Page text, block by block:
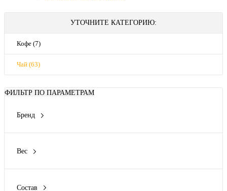
УТОЧНИТЕ КАТЕГОРИЮ:
Кофе (7)
Чай (63)
ФИЛЬТР ПО ПАРАМЕТРАМ
Бренд
ЗООГУРМАН
Мартин
Вес
0.085
Состав